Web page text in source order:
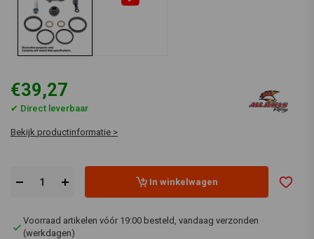
€39,27
✔ Direct leverbaar
Bekijk productinformatie >
In winkelwagen
Voorraad artikelen vóór 19:00 besteld, vandaag verzonden
(werkdagen)